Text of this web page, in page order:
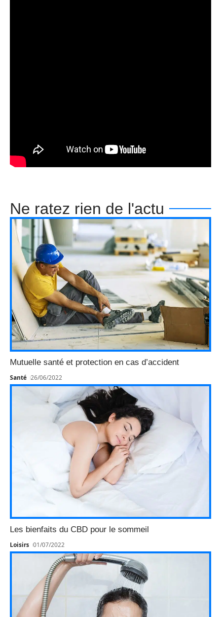
Ne ratez rien de l'actu
Mutuelle santé et protection en cas d’accident
Santé 26/06/2022
Les bienfaits du CBD pour le sommeil
Loisirs 01/07/2022